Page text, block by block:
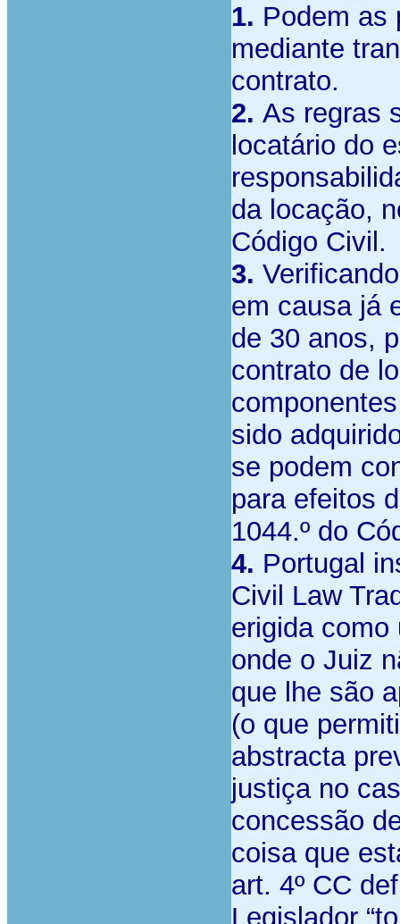
1. Podem as
mediante
contrato.
2. As regras
locatário do
da locação,
Código Civil.
3.
em causa já
de 30 anos,
contrato de
sido
se podem
para efeitos
1044.º do
4. Portugal
Civil Law
erigida
onde o Juiz
que lhe são
(o que
abstracta
justiça no
concessão
coisa que
art. 4º CC
Legislador